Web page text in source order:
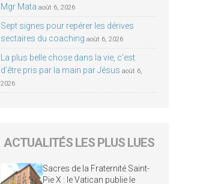
Mgr Mata août 6, 2026
Sept signes pour repérer les dérives
sectaires du coaching août 6, 2026
La plus belle chose dans la vie, c’est
d’être pris par la main par Jésus août 6,
2026
ACTUALITÉS LES PLUS LUES
Sacres de la Fraternité Saint-
Pie X : le Vatican publie le